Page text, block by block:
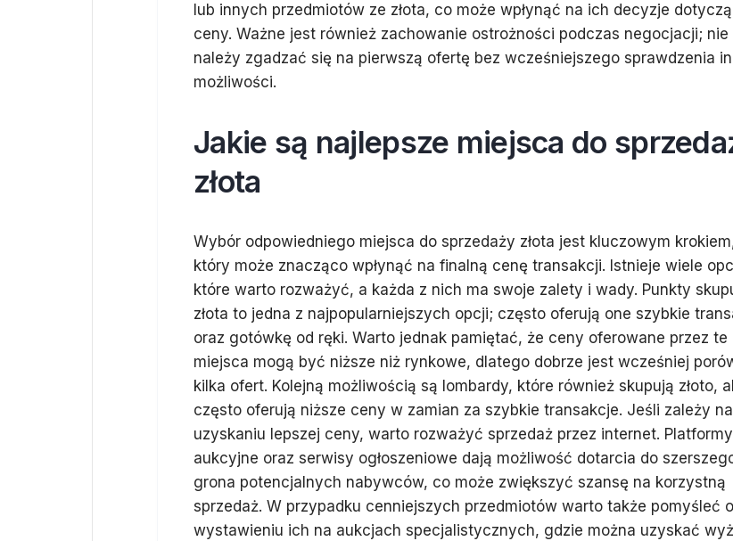
lub innych przedmiotów ze złota, co może wpłynąć na ich decyzje
ceny. Ważne jest również zachowanie ostrożności podczas negocjacji; nie
należy zgadzać się na pierwszą ofertę bez wcześniejszego sprawdzenia
możliwości.
Jakie są najlepsze miejsca do
złota
Wybór odpowiedniego miejsca do sprzedaży złota jest kluczowym
który może znacząco wpłynąć na finalną cenę transakcji. Istnieje wiele
które warto rozważyć, a każda z nich ma swoje zalety i wady. Punkty
złota to jedna z najpopularniejszych opcji; często oferują one szybkie
oraz gotówkę od ręki. Warto jednak pamiętać, że ceny oferowane przez te
miejsca mogą być niższe niż rynkowe, dlatego dobrze jest wcześniej
kilka ofert. Kolejną możliwością są lombardy, które również skupują złoto,
często oferują niższe ceny w zamian za szybkie transakcje. Jeśli zależy
uzyskaniu lepszej ceny, warto rozważyć sprzedaż przez internet. Platformy
aukcyjne oraz serwisy ogłoszeniowe dają możliwość dotarcia do
grona potencjalnych nabywców, co może zwiększyć szansę na korzystną
sprzedaż. W przypadku cenniejszych przedmiotów warto także pomyśleć o
wystawieniu ich na aukcjach specjalistycznych, gdzie można uzyskać